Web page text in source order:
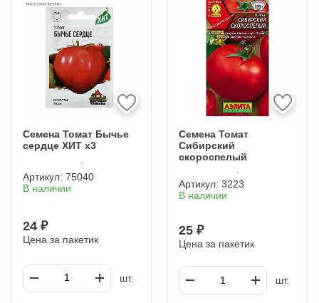
Семена Томат Бычье
сердце ХИТ х3
Артикул: 75040
В наличии
24 ₽
Цена за пакетик
шт.
Семена Томат
Сибирский
скороспелый
Артикул: 3223
В наличии
25 ₽
Цена за пакетик
шт.